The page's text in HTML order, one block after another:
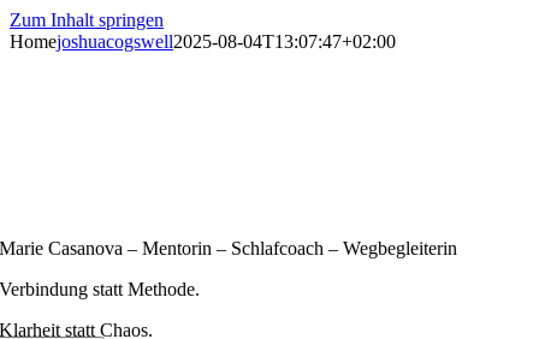
Zum Inhalt springen
Homejoshuacogswell2025-08-04T13:07:47+02:00
Marie Casanova – Mentorin – Schlafcoach – Wegbegleiterin
Verbindung statt Methode.
Klarheit statt Chaos.